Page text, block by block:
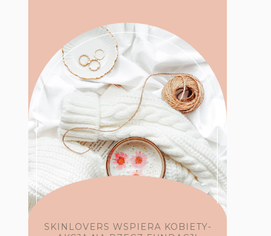
SKINLOVERS WSPIERA KOBIETY-